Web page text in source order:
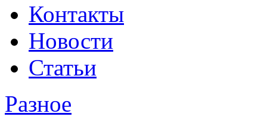
Контакты
Новости
Статьи
Разное